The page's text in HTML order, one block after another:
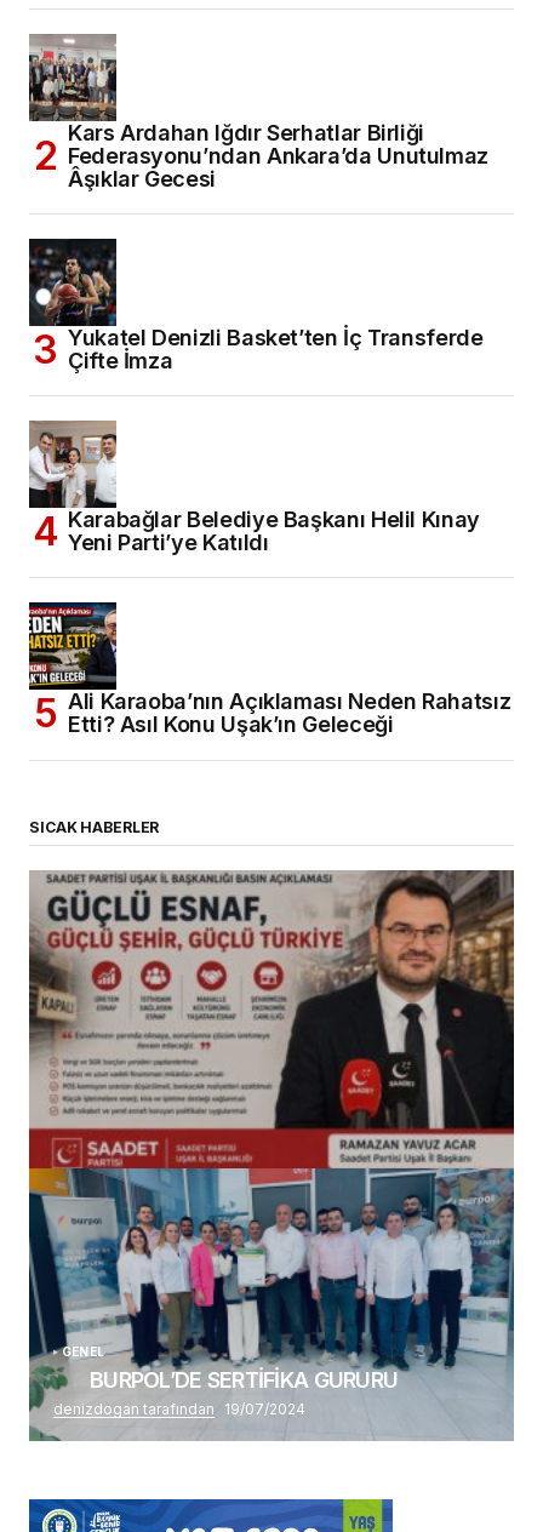
Kars Ardahan Iğdır Serhatlar Birliği
Federasyonu’ndan Ankara’da Unutulmaz
Âşıklar Gecesi
Yukatel Denizli Basket’ten İç Transferde
Çifte İmza
Karabağlar Belediye Başkanı Helil Kınay
Yeni Parti’ye Katıldı
Ali Karaoba’nın Açıklaması Neden Rahatsız
Etti? Asıl Konu Uşak’ın Geleceği
SICAK HABERLER
(başlıksız)
Alaattin Karahan tarafından 14/07/2026
GENEL
BURPOL’DE SERTİFİKA GURURU
denizdogan tarafından 19/07/2024